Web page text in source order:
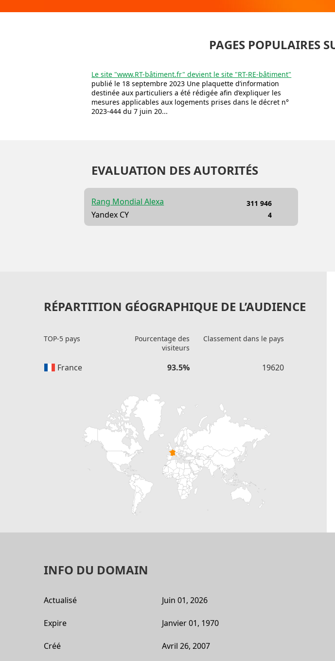
PAGES POPULAIRES
Le site "www.RT-bâtiment.fr" devient le site "RT-RE-bâtiment"
publié le 18 septembre 2023 Une plaquette d’information
destinée aux particuliers a été rédigée afin d’expliquer les
mesures applicables aux logements prises dans le décret n°
2023-444 du 7 juin 20...
EVALUATION DES AUTORITÉS
Rang Mondial Alexa
Yandex CY
311 946
4
RÉPARTITION GÉOGRAPHIQUE DE L’AUDIENCE
TOP-5 pays
Pourcentage des
visiteurs
Classement dans le pays
France 93.5% 19620
INFO DU DOMAIN
Actualisé Juin 01, 2026
Expire Janvier 01, 1970
Créé Avril 26, 2007